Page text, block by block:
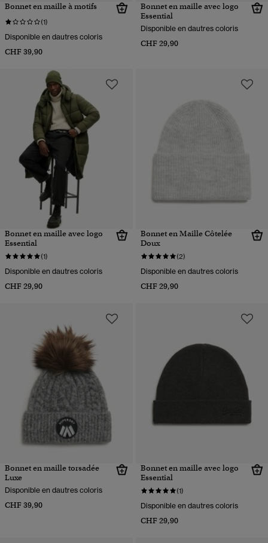
Bonnet en maille à motifs
(1)
Disponible en dautres coloris
CHF 39,90
Bonnet en maille avec logo
Essential
Disponible en dautres coloris
CHF 29,90
Bonnet en maille avec logo
Essential
(1)
Disponible en dautres coloris
CHF 29,90
Bonnet en Maille Côtelée
Doux
(2)
Disponible en dautres coloris
CHF 29,90
Bonnet en maille torsadée
Luxe
Disponible en dautres coloris
CHF 39,90
Bonnet en maille avec logo
Essential
(1)
Disponible en dautres coloris
CHF 29,90